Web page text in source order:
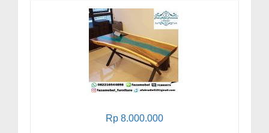
Rp 8.000.000